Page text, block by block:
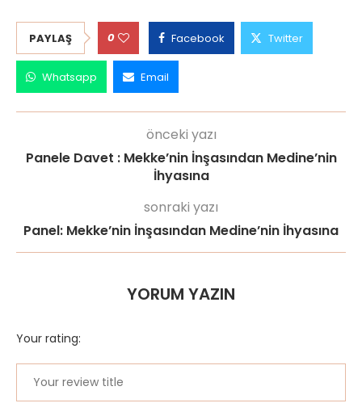
PAYLAŞ 0 Facebook Twitter
Whatsapp Email
önceki yazı
Panele Davet : Mekke’nin İnşasından Medine’nin
İhyasına
sonraki yazı
Panel: Mekke’nin İnşasından Medine’nin İhyasına
YORUM YAZIN
Your rating: